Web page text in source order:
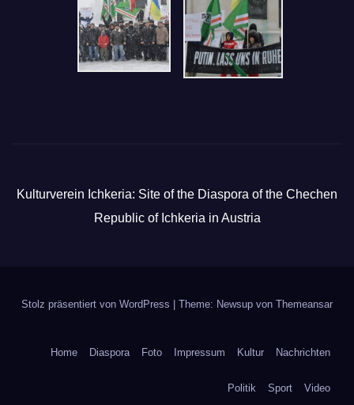
Kulturverein Ichkeria: Site of the Diaspora of the Chechen
Republic of Ichkeria in Austria
Stolz präsentiert von WordPress | Theme: Newsup von Themeansar
Home Diaspora Foto Impressum Kultur Nachrichten
Politik Sport Video